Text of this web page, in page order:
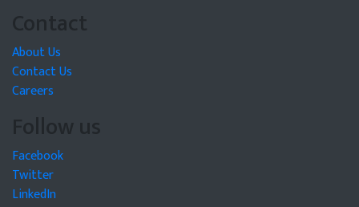
Contact
About Us
Contact Us
Careers
Follow us
Facebook
Twitter
LinkedIn